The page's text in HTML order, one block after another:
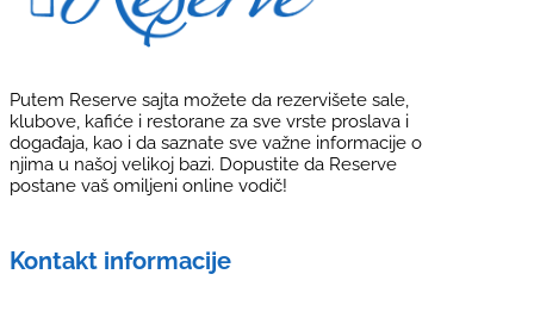
Putem Reserve sajta možete da rezervišete sale,
klubove, kafiće i restorane za sve vrste proslava i
događaja, kao i da saznate sve važne informacije o
njima u našoj velikoj bazi. Dopustite da Reserve
postane vaš omiljeni online vodič!
Kontakt informacije